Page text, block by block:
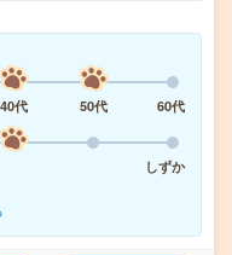
40代 50代
60代
しずか